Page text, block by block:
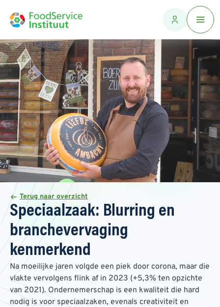
Terug naar overzicht
Speciaalzaak: Blurring en
branchevervaging
kenmerkend
Na moeilijke jaren volgde een piek door corona, maar die
vlakte vervolgens flink af in 2023 (+5,3% ten opzichte
van 2021). Ondernemerschap is een kwaliteit die hard
nodig is voor speciaalzaken, evenals creativiteit en